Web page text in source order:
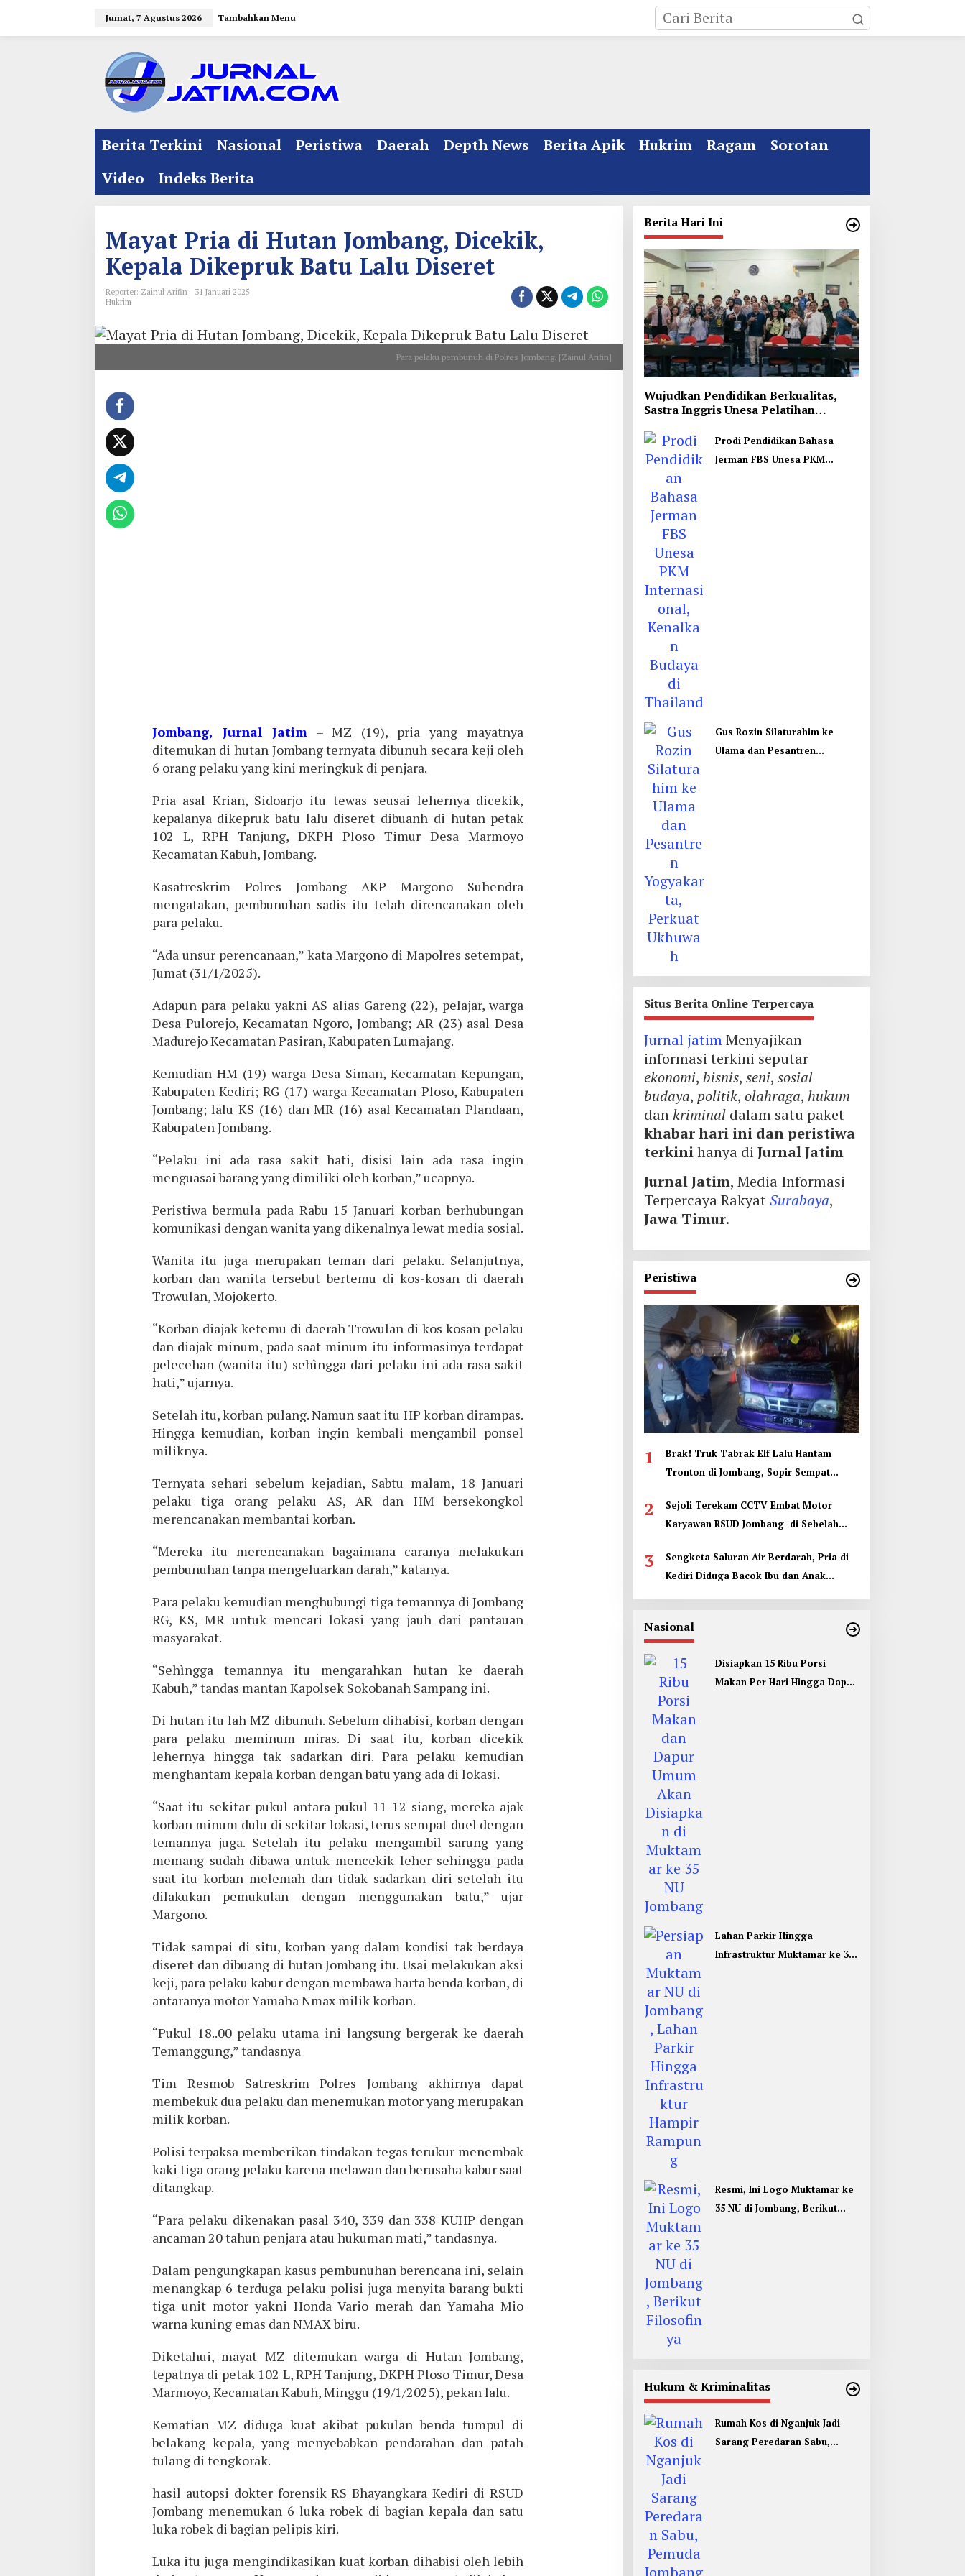
Jumat, 7 Agustus 2026 Tambahkan Menu
Berita Terkini Nasional Peristiwa Daerah Depth News Berita Apik Hukrim Ragam
Sorotan
Video
Indeks Berita
Mayat Pria di Hutan Jombang, Dicekik,
Kepala Dikepruk Batu Lalu Diseret
Reporter: Zainul Arifin
31 Januari 2025
Hukrim
Para pelaku pembunuh di Polres Jombang. [Zainul Arifin]
Jombang, Jurnal Jatim– MZ (19), pria yang mayatnya
ditemukan di hutan Jombang ternyata dibunuh secara keji oleh
6 orang pelaku yang kini meringkuk di penjara.
Pria asal Krian, Sidoarjo itu tewas seusai lehernya dicekik,
kepalanya dikepruk batu lalu diseret dibuanh di hutan petak
102 L, RPH Tanjung, DKPH Ploso Timur Desa Marmoyo
Kecamatan Kabuh, Jombang.
Kasatreskrim Polres Jombang AKP Margono Suhendra
mengatakan, pembunuhan sadis itu telah direncanakan oleh
para pelaku.
“Ada unsur perencanaan,” kata Margono di Mapolres setempat,
Jumat (31/1/2025).
Adapun para pelaku yakni AS alias Gareng (22), pelajar, warga
Desa Pulorejo, Kecamatan Ngoro, Jombang; AR (23) asal Desa
Madurejo Kecamatan Pasiran, Kabupaten Lumajang.
Kemudian HM (19) warga Desa Siman, Kecamatan Kepungan,
Kabupaten Kediri; RG (17) warga Kecamatan Ploso, Kabupaten
Jombang; lalu KS (16) dan MR (16) asal Kecamatan Plandaan,
Kabupaten Jombang.
“Pelaku ini ada rasa sakit hati, disisi lain ada rasa ingin
menguasai barang yang dimiliki oleh korban,” ucapnya.
Peristiwa bermula pada Rabu 15 Januari korban berhubungan
komunikasi dengan wanita yang dikenalnya lewat media sosial.
Wanita itu juga merupakan teman dari pelaku. Selanjutnya,
korban dan wanita tersebut bertemu di kos-kosan di daerah
Trowulan, Mojokerto.
“Korban diajak ketemu di daerah Trowulan di kos kosan pelaku
dan diajak minum, pada saat minum itu informasinya terdapat
pelecehan (wanita itu) sehìngga dari pelaku ini ada rasa sakit
hati,” ujarnya.
Setelah itu, korban pulang. Namun saat itu HP korban dirampas.
Hingga kemudian, korban ingin kembali mengambil ponsel
miliknya.
Ternyata sehari sebelum kejadian, Sabtu malam, 18 Januari
pelaku tiga orang pelaku AS, AR dan HM bersekongkol
merencanakan membantai korban.
“Mereka itu merencanakan bagaimana caranya melakukan
pembunuhan tanpa mengeluarkan darah,” katanya.
Para pelaku kemudian menghubungi tiga temannya di Jombang
RG, KS, MR untuk mencari lokasi yang jauh dari pantauan
masyarakat.
“Sehìngga temannya itu mengarahkan hutan ke daerah
Kabuh,” tandas mantan Kapolsek Sokobanah Sampang ini.
Di hutan itu lah MZ dibunuh. Sebelum dihabisi, korban dengan
para pelaku meminum miras. Di saat itu, korban dicekik
lehernya hingga tak sadarkan diri. Para pelaku kemudian
menghantam kepala korban dengan batu yang ada di lokasi.
“Saat itu sekitar pukul antara pukul 11-12 siang, mereka ajak
korban minum dulu di sekitar lokasi, terus sempat duel dengan
temannya juga. Setelah itu pelaku mengambil sarung yang
memang sudah dibawa untuk mencekik leher sehingga pada
saat itu korban melemah dan tidak sadarkan diri setelah itu
dilakukan pemukulan dengan menggunakan batu,” ujar
Margono.
Tidak sampai di situ, korban yang dalam kondisi tak berdaya
diseret dan dibuang di hutan Jombang itu. Usai melakukan aksi
keji, para pelaku kabur dengan membawa harta benda korban, di
antaranya motor Yamaha Nmax milik korban.
“Pukul 18..00 pelaku utama ini langsung bergerak ke daerah
Temanggung,” tandasnya
Tim Resmob Satreskrim Polres Jombang akhirnya dapat
membekuk dua pelaku dan menemukan motor yang merupakan
milik korban.
Polisi terpaksa memberikan tindakan tegas terukur menembak
kaki tiga orang pelaku karena melawan dan berusaha kabur saat
ditangkap.
“Para pelaku dikenakan pasal 340, 339 dan 338 KUHP dengan
ancaman 20 tahun penjara atau hukuman mati,” tandasnya.
Dalam pengungkapan kasus pembunuhan berencana ini, selain
menangkap 6 terduga pelaku polisi juga menyita barang bukti
tiga unit motor yakni Honda Vario merah dan Yamaha Mio
warna kuning emas dan NMAX biru.
Diketahui, mayat MZ ditemukan warga di Hutan Jombang,
tepatnya di petak 102 L, RPH Tanjung, DKPH Ploso Timur, Desa
Marmoyo, Kecamatan Kabuh, Minggu (19/1/2025), pekan lalu.
Kematian MZ diduga kuat akibat pukulan benda tumpul di
belakang kepala, yang menyebabkan pendarahan dan patah
tulang di tengkorak.
hasil autopsi dokter forensik RS Bhayangkara Kediri di RSUD
Jombang menemukan 6 luka robek di bagian kepala dan satu
luka robek di bagian pelipis kiri.
Luka itu juga mengindikasikan kuat korban dihabisi oleh lebih
Berita Hari Ini
Wujudkan Pendidikan Berkualitas,
Sastra Inggris Unesa Pelatihan
Prodi Pendidikan Bahasa
Jerman FBS Unesa PKM
Gus Rozin Silaturahim ke
Ulama dan Pesantren
Situs Berita Online Terpercaya
Jurnal jatimMenyajikan
informasi terkini seputar
ekonomi, bisnis, seni, sosial
budaya, politik, olahraga, hukum
dankriminaldalam satu paket
khabar hari ini dan peristiwa
terkinihanya di Jurnal Jatim
Jurnal Jatim, Media Informasi
Terpercaya RakyatSurabaya,
Jawa Timur.
Peristiwa
1
Brak! Truk Tabrak Elf Lalu Hantam
Tronton di Jombang, Sopir Sempat
2
Sejoli Terekam CCTV Embat Motor
Karyawan RSUD Jombang di Sebelah
3
Sengketa Saluran Air Berdarah, Pria di
Kediri Diduga Bacok Ibu dan Anak
Nasional
Disiapkan 15 Ribu Porsi
Makan Per Hari Hingga Dapur
Lahan Parkir Hingga
Infrastruktur Muktamar ke 35
Resmi, Ini Logo Muktamar ke
35 NU di Jombang, Berikut
Hukum & Kriminalitas
Rumah Kos di Nganjuk Jadi
Sarang Peredaran Sabu,